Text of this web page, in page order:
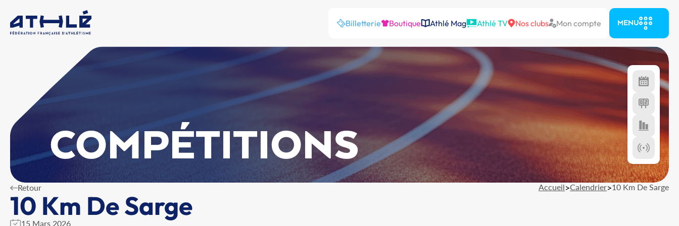
Billetterie Boutique Athlé Mag Athlé TV Nos clubs Mon compte MENU
COMPÉTITIONS
Retour Accueil>Calendrier>10 Km De Sarge
10 Km De Sarge
15 Mars 2026